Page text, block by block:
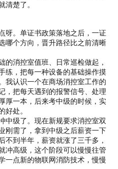
清楚了。
呀。单证书政策落地之后，一证
哪个方向，晋升路径比之前清晰
的消控室值班、日常巡检做起，
练，把每一种设备的基础操作摸
我认识一个在商场消控室工作的
，把每天遇到的报警信号、处理
厚一本，后来考中级的时候，实
好处。
中级了。现在新规要求消控室双
刚需了，拿到中级之后薪资一下
不到半年，薪资就涨了三千多，
冲高级，这个阶段可以慢慢往管
一点新的物联网消防技术，慢慢